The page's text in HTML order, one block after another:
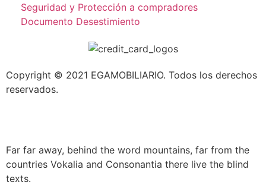
Seguridad y Protección a compradores
Documento Desestimiento
Copyright © 2021 EGAMOBILIARIO. Todos los derechos
reservados.
Far far away, behind the word mountains, far from the
countries Vokalia and Consonantia there live the blind
texts.